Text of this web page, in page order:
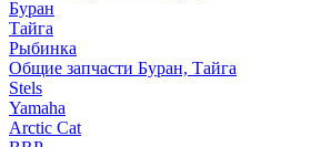
Буран
Тайга
Рыбинка
Общие запчасти Буран, Тайга
Stels
Yamaha
Arctic Cat